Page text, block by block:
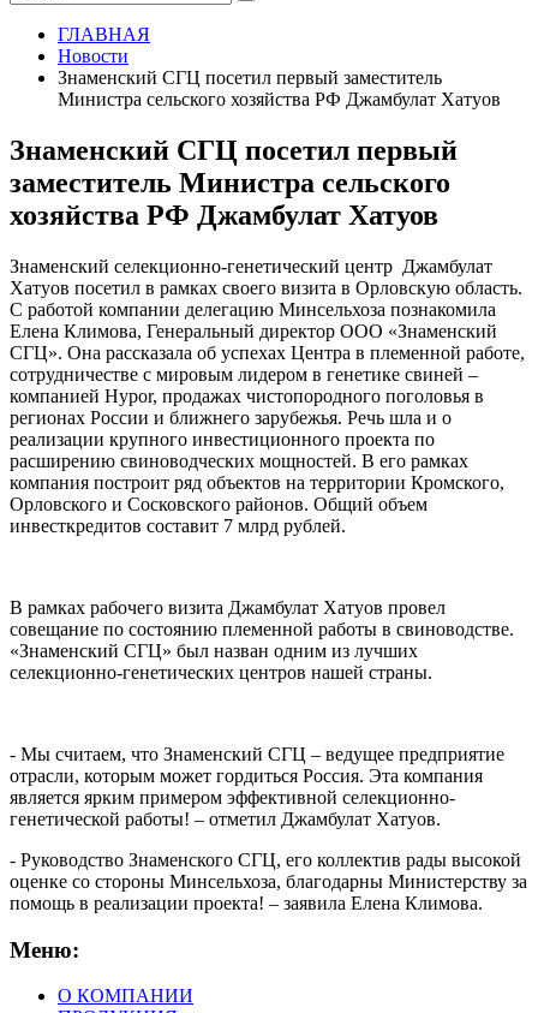
ГЛАВНАЯ
Новости
Знаменский СГЦ посетил первый заместитель
Министра сельского хозяйства РФ Джамбулат Хатуов
Знаменский СГЦ посетил первый
заместитель Министра сельского
хозяйства РФ Джамбулат Хатуов
Знаменский селекционно-генетический центр Джамбулат
Хатуов посетил в рамках своего визита в Орловскую область.
С работой компании делегацию Минсельхоза познакомила
Елена Климова, Генеральный директор ООО «Знаменский
СГЦ». Она рассказала об успехах Центра в племенной работе,
сотрудничестве с мировым лидером в генетике свиней –
компанией Hypor, продажах чистопородного поголовья в
регионах России и ближнего зарубежья. Речь шла и о
реализации крупного инвестиционного проекта по
расширению свиноводческих мощностей. В его рамках
компания построит ряд объектов на территории Кромского,
Орловского и Сосковского районов. Общий объем
инвесткредитов составит 7 млрд рублей.
В рамках рабочего визита Джамбулат Хатуов провел
совещание по состоянию племенной работы в свиноводстве.
«Знаменский СГЦ» был назван одним из лучших
селекционно-генетических центров нашей страны.
- Мы считаем, что Знаменский СГЦ – ведущее предприятие
отрасли, которым может гордиться Россия. Эта компания
является ярким примером эффективной селекционно-
генетической работы! – отметил Джамбулат Хатуов.
- Руководство Знаменского СГЦ, его коллектив рады высокой
оценке со стороны Минсельхоза, благодарны Министерству за
помощь в реализации проекта! – заявила Елена Климова.
Меню:
О КОМПАНИИ